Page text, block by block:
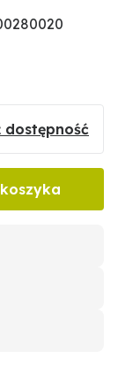
dostępność